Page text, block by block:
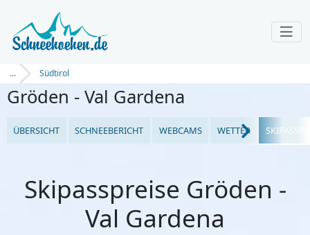
... Südtirol
Gröden - Val Gardena
ÜBERSICHT SCHNEEBERICHT WEBCAMS WETTER
Skipasspreise Gröden -
Val Gardena